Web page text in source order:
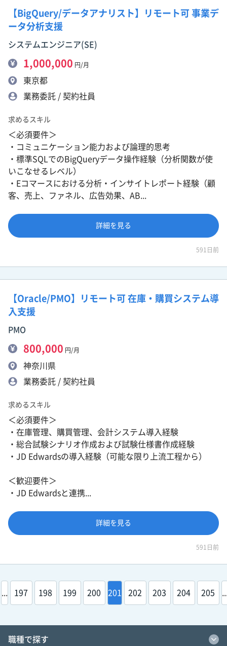
【BigQuery/データアナリスト】リモート可 事業デ
ータ分析支援
システムエンジニア(SE)
1,000,000 円/月
東京都
業務委託 / 契約社員
求めるスキル
＜必須要件＞
・コミュニケーション能力および論理的思考
・標準SQLでのBigQueryデータ操作経験（分析関数が使
いこなせるレベル）
・Eコマースにおける分析・インサイトレポート経験（顧
客、売上、ファネル、広告効果、AB...
詳細を見る
591日前
【Oracle/PMO】リモート可 在庫・購買システム導
入支援
PMO
800,000 円/月
神奈川県
業務委託 / 契約社員
求めるスキル
＜必須要件＞
・在庫管理、購買管理、会計システム導入経験
・総合試験シナリオ作成および試験仕様書作成経験
・JD Edwardsの導入経験（可能な限り上流工程から）
＜歓迎要件＞
・JD Edwardsと連携...
詳細を見る
591日前
197 198 199 200 201 202 203 204 205
職種で探す